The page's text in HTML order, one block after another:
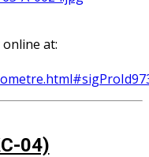
at:
04)